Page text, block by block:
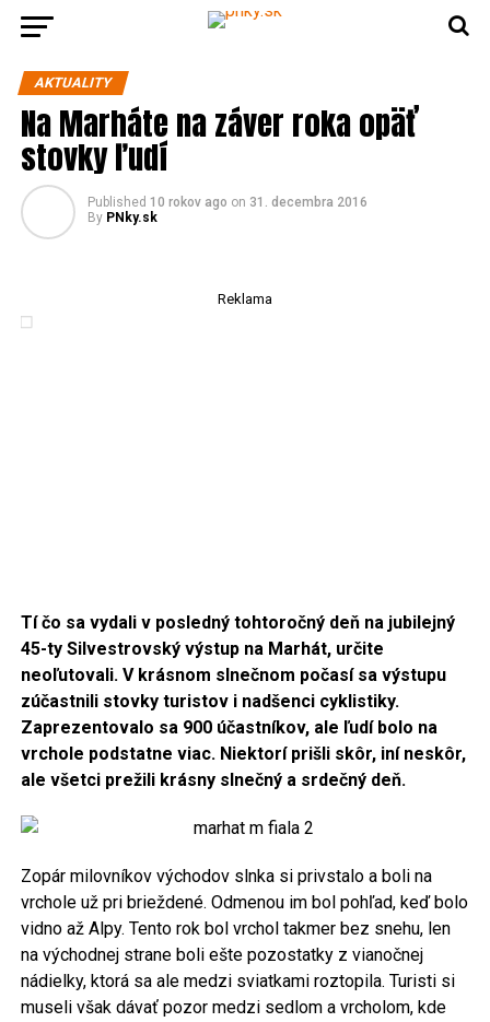
AKTUALITY
Na Marháte na záver roka opäť
stovky ľudí
Published 10 rokov ago on 31. decembra 2016
By PNky.sk
Reklama
Tí čo sa vydali v posledný tohtoročný deň na jubilejný
45-ty Silvestrovský výstup na Marhát, určite
neoľutovali. V krásnom slnečnom počasí sa výstupu
zúčastnili stovky turistov i nadšenci cyklistiky.
Zaprezentovalo sa 900 účastníkov, ale ľudí bolo na
vrchole podstatne viac. Niektorí prišli skôr, iní neskôr,
ale všetci prežili krásny slnečný a srdečný deň.
Zopár milovníkov východov slnka si privstalo a boli na
vrchole už pri brieždené. Odmenou im bol pohľad, keď bolo
vidno až Alpy. Tento rok bol vrchol takmer bez snehu, len
na východnej strane boli ešte pozostatky z vianočnej
nádielky, ktorá sa ale medzi sviatkami roztopila. Turisti si
museli však dávať pozor medzi sedlom a vrcholom, kde